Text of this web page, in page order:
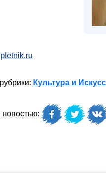
Культура и
новостью: